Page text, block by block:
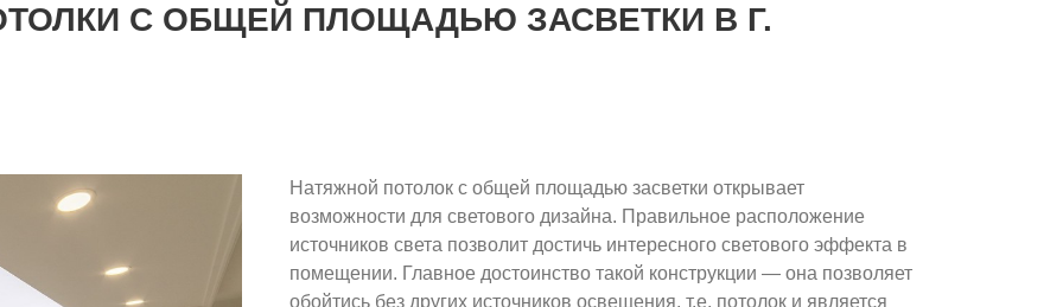
С ОБЩЕЙ ПЛОЩАДЬЮ ЗАСВЕТКИ В Г.
Натяжной потолок с общей площадью засветки открывает
возможности для светового дизайна. Правильное расположение
источников света позволит достичь интересного светового эффекта в
помещении. Главное достоинство такой конструкции — она позволяет
обойтись без других источников освещения, т.е. потолок и является